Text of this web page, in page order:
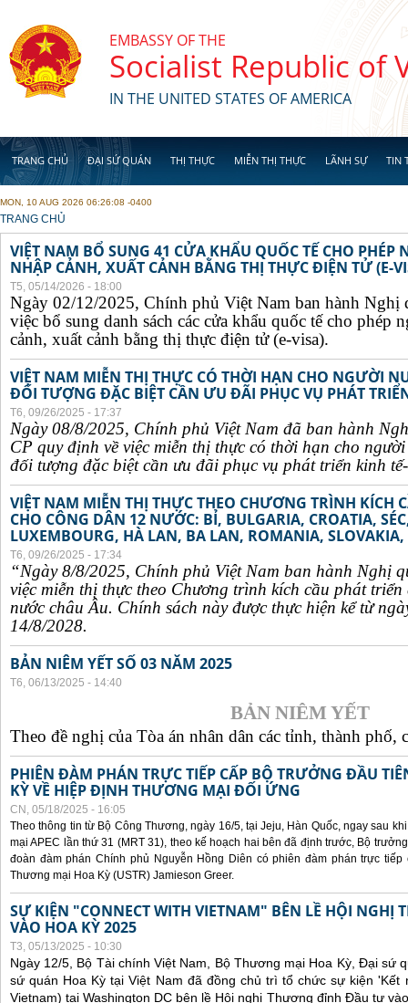
EMBASSY OF THE
Socialist Republic of
IN THE UNITED STATES OF AMERICA
TRANG CHỦ ĐẠI SỨ QUÁN THỊ THỰC MIỄN THỊ THỰC LÃNH SỰ TIN
MON, 10 AUG 2026 06:26:08 -0400
YOU ARE HERE
TRANG CHỦ
VIỆT NAM BỔ SUNG 41 CỬA KHẨU QUỐC TẾ CHO
NHẬP CẢNH, XUẤT CẢNH BẰNG THỊ THỰC ĐIỆN TỬ (E-
T5, 05/14/2026 - 18:00
Ngày 02/12/2025, Chính phủ Việt Nam ban hành Nghị
việc bổ sung danh sách các cửa khẩu quốc tế cho phép
cảnh, xuất cảnh bằng thị thực điện tử (e-visa).
VIỆT NAM MIỄN THỊ THỰC CÓ THỜI HẠN CHO NGƯỜI
ĐỐI TƯỢNG ĐẶC BIỆT CẦN ƯU ĐÃI PHỤC VỤ PHÁT
T6, 09/26/2025 - 17:37
Ngày 08/8/2025, Chính phủ Việt Nam đã ban hành
CP quy định về việc miễn thị thực có thời hạn cho
đối tượng đặc biệt cần ưu đãi phục vụ phát triển kinh
VIỆT NAM MIỄN THỊ THỰC THEO CHƯƠNG TRÌNH KÍCH
CHO CÔNG DÂN 12 NƯỚC: BỈ, BULGARIA, CROATIA,
LUXEMBOURG, HÀ LAN, BA LAN, ROMANIA, SLOVAKIA,
T6, 09/26/2025 - 17:34
“Ngày 8/8/2025, Chính phủ Việt Nam ban hành Nghị
việc miễn thị thực theo Chương trình kích cầu phát
nước châu Âu. Chính sách này được thực hiện kể từ
14/8/2028.
BẢN NIÊM YẾT SỐ 03 NĂM 2025
T6, 06/13/2025 - 14:40
BẢN NIÊM YẾT
Theo đề nghị của Tòa án nhân dân các tỉnh, thành phố,
PHIÊN ĐÀM PHÁN TRỰC TIẾP CẤP BỘ TRƯỞNG ĐẦU
KỲ VỀ HIỆP ĐỊNH THƯƠNG MẠI ĐỐI ỨNG
CN, 05/18/2025 - 16:05
Theo thông tin từ Bộ Công Thương, ngày 16/5, tại Jeju, Hàn Quốc, ngay sau
mại APEC lần thứ 31 (MRT 31), theo kế hoạch hai bên đã định trước, Bộ
đoàn đàm phán Chính phủ Nguyễn Hồng Diên có phiên đàm phán trực
Thương mại Hoa Kỳ (USTR) Jamieson Greer.
SỰ KIỆN "CONNECT WITH VIETNAM" BÊN LỀ HỘI
VÀO HOA KỲ 2025
T3, 05/13/2025 - 10:30
Ngày 12/5, Bộ Tài chính Việt Nam, Bộ Thương mại Hoa Kỳ, Đại sứ
sứ quán Hoa Kỳ tại Việt Nam đã đồng chủ trì tổ chức sự kiện 'Kết
Vietnam) tại Washington DC bên lề Hội nghị Thượng đỉnh Đầu tư